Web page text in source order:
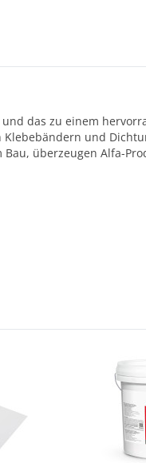
das zu einem
Klebebändern und
überzeugen Alfa-